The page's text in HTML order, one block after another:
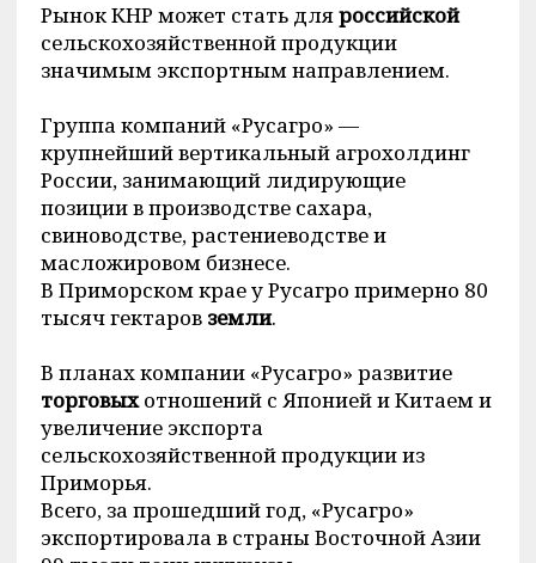
Рынок КНР может стать дляроссийской
сельскохозяйственной продукции
значимым экспортным направлением.
Группа компаний «Русагро» —
крупнейший вертикальный агрохолдинг
России, занимающий лидирующие
позиции в производстве сахара,
свиноводстве, растениеводстве и
масложировом бизнесе.
В Приморском крае у Русагро примерно 80
тысяч гектаров земли.
В планах компании «Русагро» развитие
торговыхотношений с Японией и Китаем и
увеличение экспорта
сельскохозяйственной продукции из
Приморья.
Всего, за прошедший год, «Русагро»
экспортировала в страны Восточной Азии